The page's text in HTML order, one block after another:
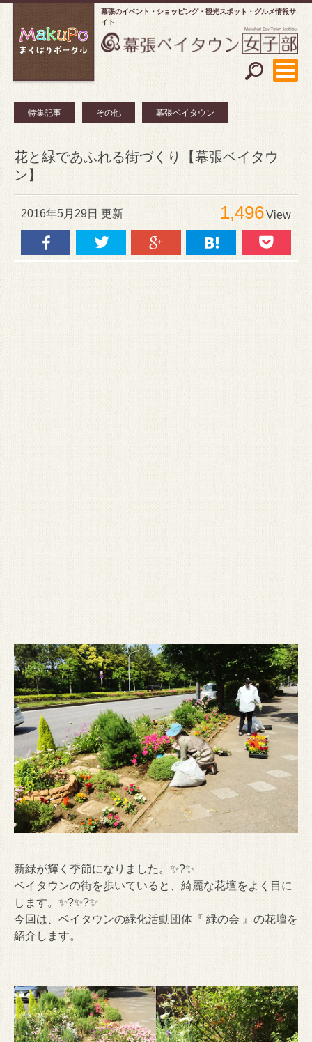
幕張のイベント・ショッピング
観光スポット・グルメ情報サ
イト
特集記事 その他 幕張ベイタウン
花と緑であふれる街づくり【幕張ベイタウ
ン】
2016年5月29日 更新 1,496View
新緑が輝く季節になりました。✨?✨
ベイタウンの街を歩いていると、綺麗な花壇をよく目に
します。✨?✨?✨
今回は、ベイタウンの緑化活動団体『 緑の会 』の花壇を
紹介します。